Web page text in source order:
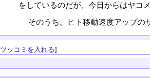
をしているのだが、今日からはヤコ
そのうち、ヒト移動速度アップの
ツッコミを入れる]